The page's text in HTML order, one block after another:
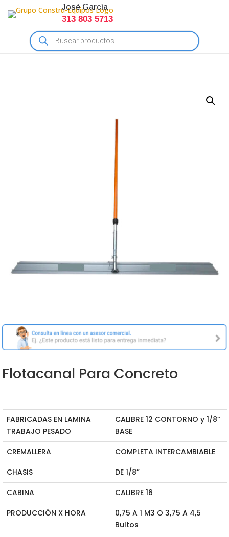
José García
313 803 5713
Búsqueda
de
productos
Flotacanal Para Concreto
FABRICADAS EN LAMINA
TRABAJO PESADO
CALIBRE 12 CONTORNO y 1/8”
BASE
CREMALLERA
COMPLETA INTERCAMBIABLE
CHASIS
DE 1/8”
CABINA
CALIBRE 16
PRODUCCIÓN X HORA
0,75 A 1 M3 O 3,75 A 4,5
Bultos